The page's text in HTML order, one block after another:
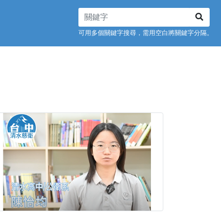
可用多個關鍵字搜尋，需用空白將關鍵字分隔。